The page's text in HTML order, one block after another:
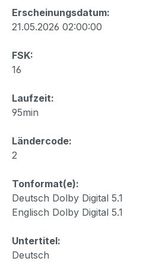
Erscheinungsdatum:
21.05.2026 02:00:00
FSK:
16
Laufzeit:
95min
Ländercode:
2
Tonformat(e):
Deutsch Dolby Digital 5.1
Englisch Dolby Digital 5.1
Untertitel:
Deutsch